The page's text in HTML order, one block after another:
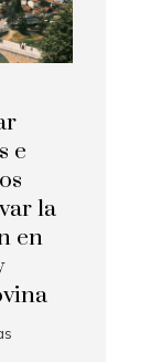
e
la
en